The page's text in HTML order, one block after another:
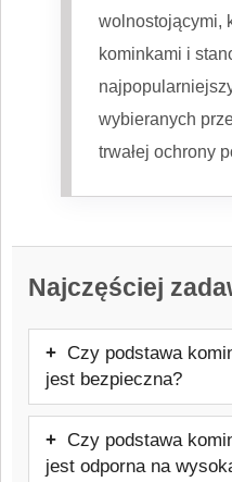
wolnostojącymi,
kominkami i
wybieranych
trwałej ochrony
Najczęściej
Czy podstawa
jest bezpieczna?
Tak — podstawa
lód A3 jest
Czy podstawa
jest odporna na